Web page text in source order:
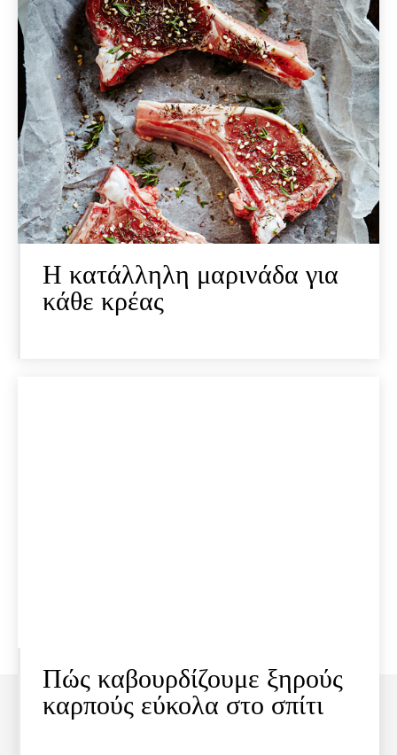
Η κατάλληλη μαρινάδα για
κάθε κρέας
Πώς καβουρδίζουμε ξηρούς
καρπούς εύκολα στο σπίτι